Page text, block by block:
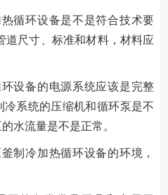
循环设备是不是符合技术要
道尺寸、标准和材料，材料应
设备的电源系统应该是完整
系统的压缩机和循环泵是不
水流量是不是正常。
制冷加热循环设备的环境，